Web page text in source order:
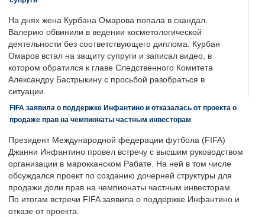
На днях жена Курбана Омарова попала в скандал.
Валерию обвинили в ведении косметологической
деятельности без соответствующего диплома. Курбан
Омаров встал на защиту супруги и записал видео, в
котором обратился к главе Следственного Комитета
Александру Бастрыкину с просьбой разобраться в
ситуации.
FIFA заявила о поддержке Инфантино и отказалась от проекта о
продаже прав на чемпионаты частным инвесторам
Президент Международной федерации футбола (FIFA)
Джанни Инфантино провел встречу с высшим руководством
организации в марокканском Рабате. На ней в том числе
обсуждался проект по созданию дочерней структуры для
продажи доли прав на чемпионаты частным инвесторам.
По итогам встречи FIFA заявила о поддержке Инфантино и
отказе от проекта.